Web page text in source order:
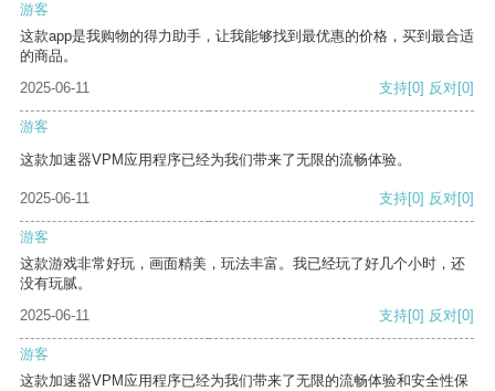
游客
这款app是我购物的得力助手，让我能够找到最优惠的价格，买到最合适
的商品。
2025-06-11
支持[0] 反对[0]
游客
这款加速器VPM应用程序已经为我们带来了无限的流畅体验。
2025-06-11 支持[0] 反对[0]
游客
这款游戏非常好玩，画面精美，玩法丰富。我已经玩了好几个小时，还
没有玩腻。
2025-06-11
支持[0] 反对[0]
游客
这款加速器VPM应用程序已经为我们带来了无限的流畅体验和安全性保